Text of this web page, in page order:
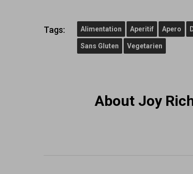
Tags: Alimentation Aperitif Apero
Sans Gluten Vegetarien
About Joy